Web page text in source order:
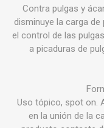
Contra pulgas y
disminuye la carga
el control de las
a picaduras de
Uso tópico, spot on.
en la unión de la